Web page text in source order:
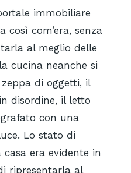
immobiliare
così com’era, senza
al meglio delle
cucina neanche si
di oggetti, il
disordine, il letto
con una
Lo stato di
era evidente in
ripresentarla al